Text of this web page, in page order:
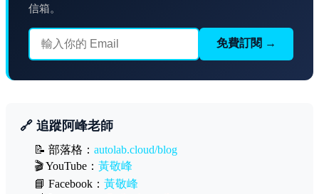
信箱。
免費訂閱 →
🔗 追蹤阿峰老師
📝 部落格： autolab.cloud/blog
🎬 YouTube： 黃敬峰
📘 Facebook： 黃敬峰